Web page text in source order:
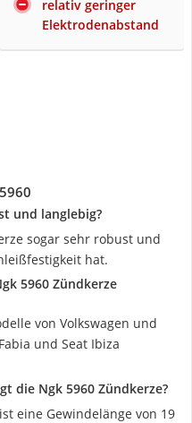
relativ geringer
Elektrodenabstand
und langlebig?
sogar sehr robust und
hat.
5960 Zündkerze
von Volkswagen und
und Seat Ibiza
die Ngk 5960 Zündkerze?
eine Gewindelänge von 19